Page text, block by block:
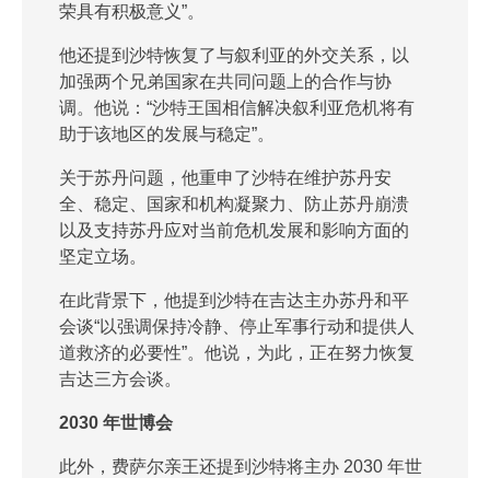
荣具有积极意义”。
他还提到沙特恢复了与叙利亚的外交关系，以
加强两个兄弟国家在共同问题上的合作与协
调。他说：“沙特王国相信解决叙利亚危机将有
助于该地区的发展与稳定”。
关于苏丹问题，他重申了沙特在维护苏丹安
全、稳定、国家和机构凝聚力、防止苏丹崩溃
以及支持苏丹应对当前危机发展和影响方面的
坚定立场。
在此背景下，他提到沙特在吉达主办苏丹和平
会谈“以强调保持冷静、停止军事行动和提供人
道救济的必要性”。他说，为此，正在努力恢复
吉达三方会谈。
2030 年世博会
此外，费萨尔亲王还提到沙特将主办 2030 年世